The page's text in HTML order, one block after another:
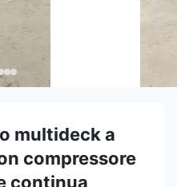
multideck a
compressore
continua